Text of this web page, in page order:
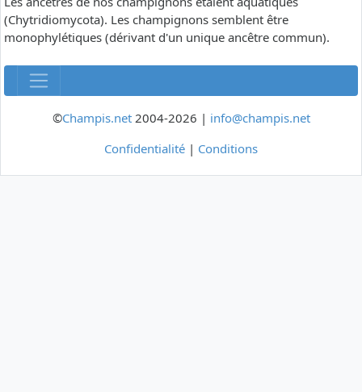
(Chytridiomycota). Les champignons semblent être
monophylétiques (dérivant d'un unique ancêtre commun).
©Champis.net2004-2026 | info@champis.net
Confidentialité | Conditions